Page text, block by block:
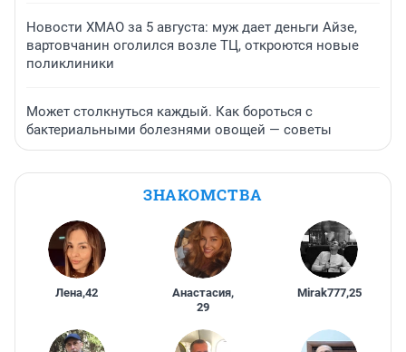
Новости ХМАО за 5 августа: муж дает деньги Айзе,
вартовчанин оголился возле ТЦ, откроются новые
поликлиники
Может столкнуться каждый. Как бороться с
бактериальными болезнями овощей — советы
ЗНАКОМСТВА
Лена,42 Анастасия,
29
Mirak777,25